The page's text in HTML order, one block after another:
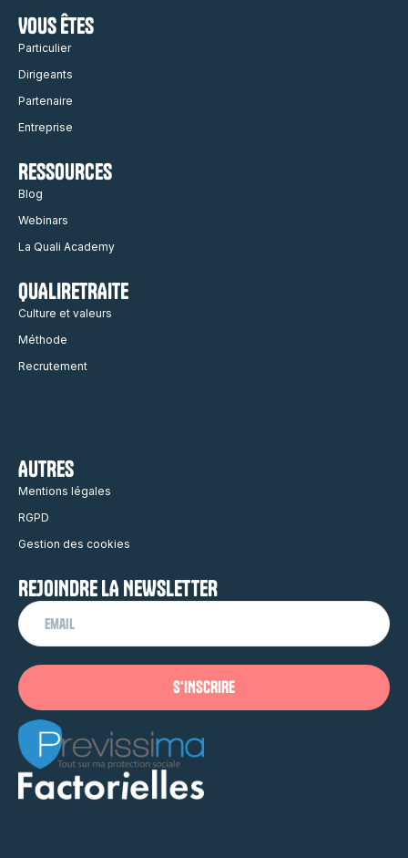
VOUS ÊTES
Particulier
Dirigeants
Partenaire
Entreprise
RESSOURCES
Blog
Webinars
La Quali Academy
QUALIRETRAITE
Culture et valeurs
Méthode
Recrutement
AUTRES
Mentions légales
RGPD
Gestion des cookies
REJOINDRE LA NEWSLETTER